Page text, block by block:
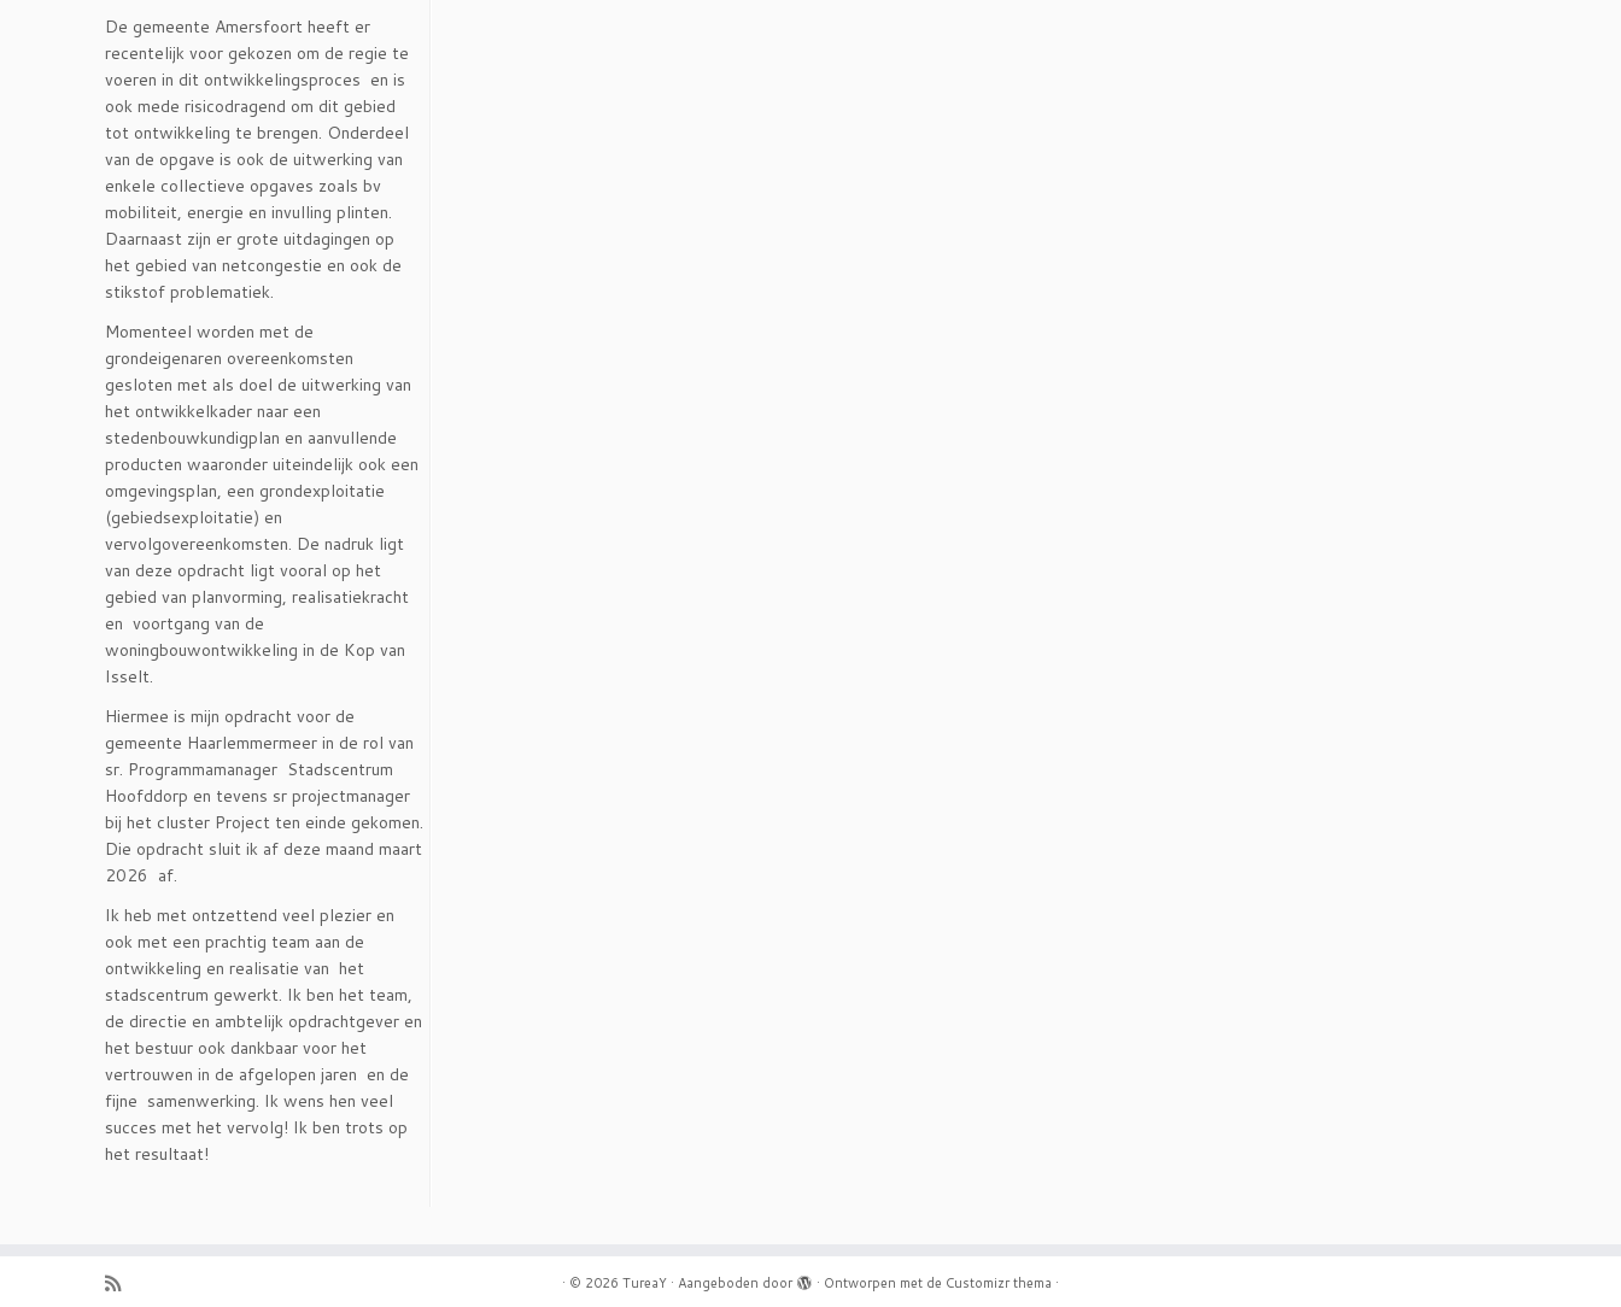
De gemeente Amersfoort heeft er
recentelijk voor gekozen om de regie te
voeren in dit ontwikkelingsproces en is
ook mede risicodragend om dit gebied
tot ontwikkeling te brengen. Onderdeel
van de opgave is ook de uitwerking van
enkele collectieve opgaves zoals bv
mobiliteit, energie en invulling plinten.
Daarnaast zijn er grote uitdagingen op
het gebied van netcongestie en ook de
stikstof problematiek.
Momenteel worden met de
grondeigenaren overeenkomsten
gesloten met als doel de uitwerking van
het ontwikkelkader naar een
stedenbouwkundigplan en aanvullende
producten waaronder uiteindelijk ook een
omgevingsplan, een grondexploitatie
(gebiedsexploitatie) en
vervolgovereenkomsten. De nadruk ligt
van deze opdracht ligt vooral op het
gebied van planvorming, realisatiekracht
en voortgang van de
woningbouwontwikkeling in de Kop van
Isselt.
Hiermee is mijn opdracht voor de
gemeente Haarlemmermeer in de rol van
sr. Programmamanager Stadscentrum
Hoofddorp en tevens sr projectmanager
bij het cluster Project ten einde gekomen.
Die opdracht sluit ik af deze maand maart
2026 af.
Ik heb met ontzettend veel plezier en
ook met een prachtig team aan de
ontwikkeling en realisatie van het
stadscentrum gewerkt. Ik ben het team,
de directie en ambtelijk opdrachtgever en
het bestuur ook dankbaar voor het
vertrouwen in de afgelopen jaren en de
fijne samenwerking. Ik wens hen veel
succes met het vervolg! Ik ben trots op
het resultaat!
· © 2026 TureaY · Aangeboden door · Ontworpen met de Customizr thema ·